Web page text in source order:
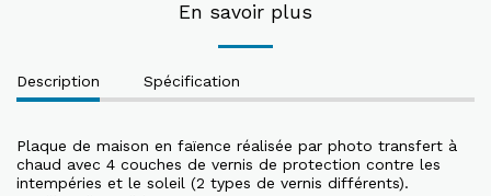
En savoir plus
Description Spécification
Plaque de maison en faïence réalisée par photo transfert à
chaud avec 4 couches de vernis de protection contre les
intempéries et le soleil (2 types de vernis différents).